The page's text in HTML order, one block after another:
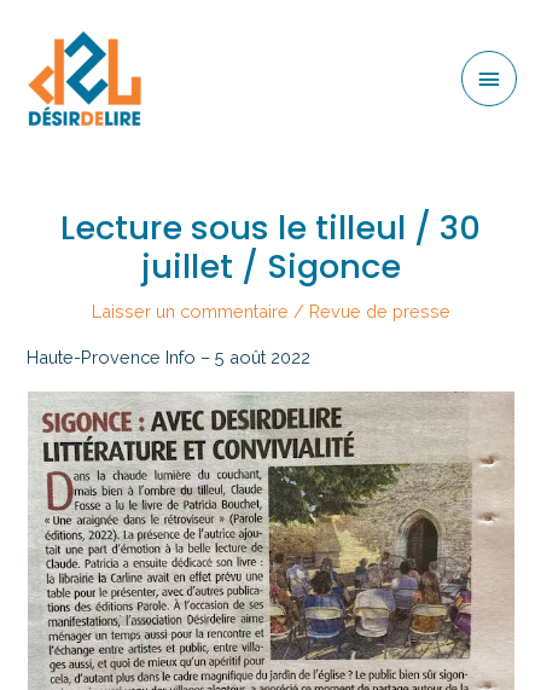
Lecture sous le tilleul / 30
juillet / Sigonce
Laisser un commentaire / Revue de presse
Haute-Provence Info – 5 août 2022